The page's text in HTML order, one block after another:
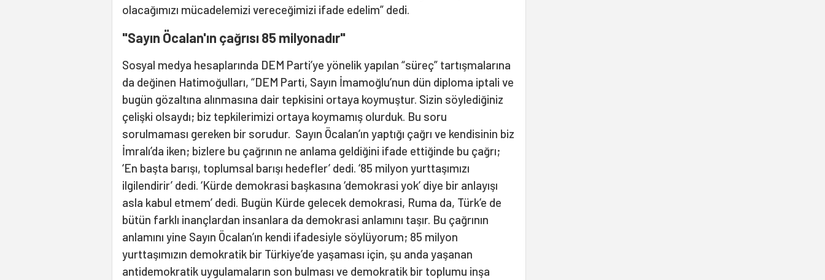
olacağımızı mücadelemizi vereceğimizi ifade edelim” dedi.
"Sayın Öcalan'ın çağrısı 85 milyonadır"
Sosyal medya hesaplarında DEM Parti’ye yönelik yapılan “süreç” tartışmalarına
da değinen Hatimoğulları, “DEM Parti, Sayın İmamoğlu’nun dün diploma iptali ve
bugün gözaltına alınmasına dair tepkisini ortaya koymuştur. Sizin söylediğiniz
çelişki olsaydı; biz tepkilerimizi ortaya koymamış olurduk. Bu soru
sorulmaması gereken bir sorudur. Sayın Öcalan’ın yaptığı çağrı ve kendisinin biz
İmralı’da iken; bizlere bu çağrının ne anlama geldiğini ifade ettiğinde bu çağrı;
‘En başta barışı, toplumsal barışı hedefler’ dedi. ‘85 milyon yurttaşımızı
ilgilendirir’ dedi. ‘Kürde demokrasi başkasına ‘demokrasi yok’ diye bir anlayışı
asla kabul etmem’ dedi. Bugün Kürde gelecek demokrasi, Ruma da, Türk’e de
bütün farklı inançlardan insanlara da demokrasi anlamını taşır. Bu çağrının
anlamını yine Sayın Öcalan’ın kendi ifadesiyle söylüyorum; 85 milyon
yurttaşımızın demokratik bir Türkiye’de yaşaması için, şu anda yaşanan
antidemokratik uygulamaların son bulması ve demokratik bir toplumu inşa